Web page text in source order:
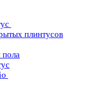
плинтусов
пола